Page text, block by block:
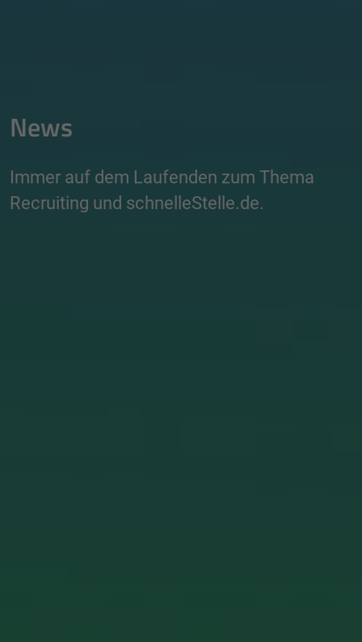
News
Immer auf dem Laufenden zum Thema
Recruiting und schnelleStelle.de.